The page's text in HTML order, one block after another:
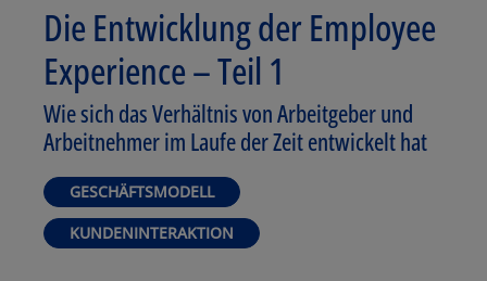
Die Entwicklung der Employee
Experience – Teil 1
Wie sich das Verhältnis von Arbeitgeber und
Arbeitnehmer im Laufe der Zeit entwickelt hat
GESCHÄFTSMODELL
KUNDENINTERAKTION